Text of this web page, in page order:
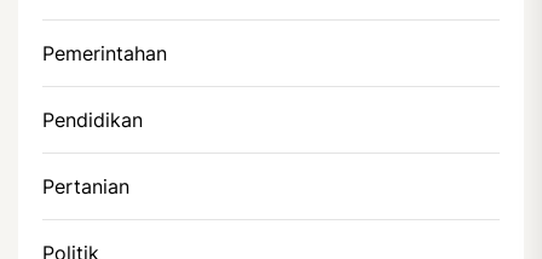
Pemerintahan
Pendidikan
Pertanian
Politik